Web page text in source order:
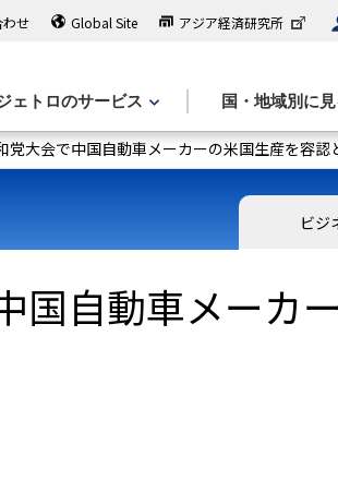
わせ Global Site アジア経済研究所
ェトロのサービス 国・地域別に
党大会で中国自動車メーカーの米国生産を容認
ビジ
国自動車メーカ